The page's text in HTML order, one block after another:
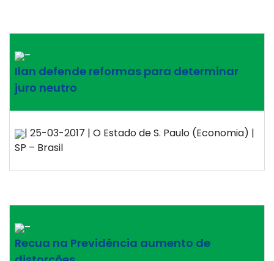
–
Ilan defende reformas para determinar
juro neutro
| 25-03-2017 | O Estado de S. Paulo (Economia) |
SP – Brasil
–
Recua na Previdência aumento de